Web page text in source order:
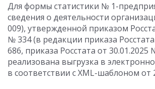
Для формы статистики № 1-
сведения о деятельности
009), утвержденной приказом
№ 334 (в редакции приказа Росстата
686, приказа Росстата от 30.01.2025
реализована выгрузка в
в соответствии с XML-шаблоном от